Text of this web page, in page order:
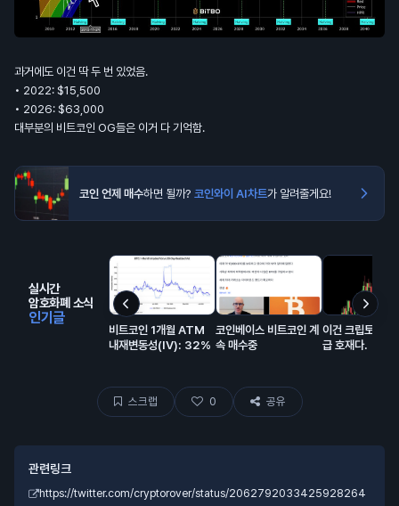
과거에도 이건 딱 두 번 있었음.
• 2022: $15,500
• 2026: $63,000
대부분의 비트코인 OG들은 이거 다 기억함.
코인 언제 매수하면 될까? 코인와이 AI차트가 알려줄게요!
실시간
암호화폐 소식
인기글
비트코인 1개월 ATM
내재변동성(IV): 32%
코인베이스 비트코인 계
속 매수중
이건 크립토에
급 호재다.
스크랩 0 공유
관련링크
https://twitter.com/cryptorover/status/2062792033425928264